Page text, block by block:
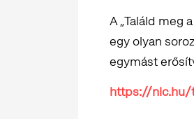
A „Találd meg
egy olyan
egymást
https://nlc.hu/